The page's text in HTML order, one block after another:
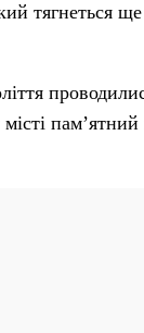
тягнеться
пам’ятний